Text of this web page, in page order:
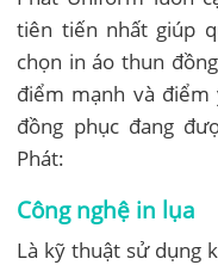
tiên tiến nhất giúp
chọn in áo thun
điểm mạnh và điểm
đồng phục đang
Phát:
Công nghệ in lụa
Là kỹ thuật sử dụng